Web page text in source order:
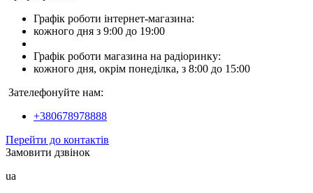
Графік роботи інтернет-магазина:
кожного дня з 9:00 до 19:00
Графік роботи магазина на радіоринку:
кожного дня, окрім понеділка, з 8:00 до 15:00
Зателефонуйте нам:
+380678978888
Перейти до контактів
Замовити дзвінок
ua